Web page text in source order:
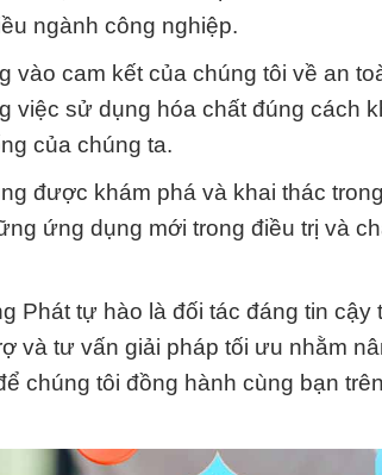
ngành công nghiệp.
vào cam kết của chúng tôi về an
việc sử dụng hóa chất đúng cách
của chúng ta.
được khám phá và khai thác
ứng dụng mới trong điều trị và
Phát tự hào là đối tác đáng tin cậy
và tư vấn giải pháp tối ưu nhằm
chúng tôi đồng hành cùng bạn